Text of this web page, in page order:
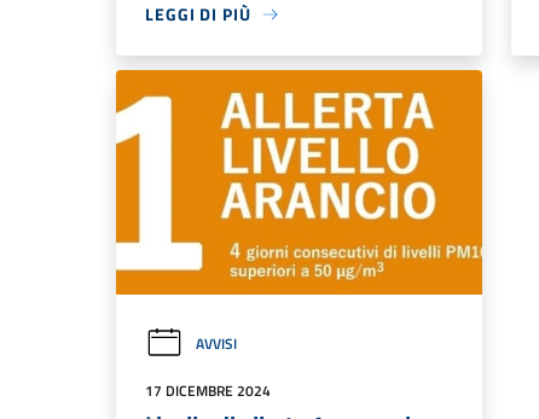
LEGGI DI PIÙ
AVVISI
17 DICEMBRE 2024